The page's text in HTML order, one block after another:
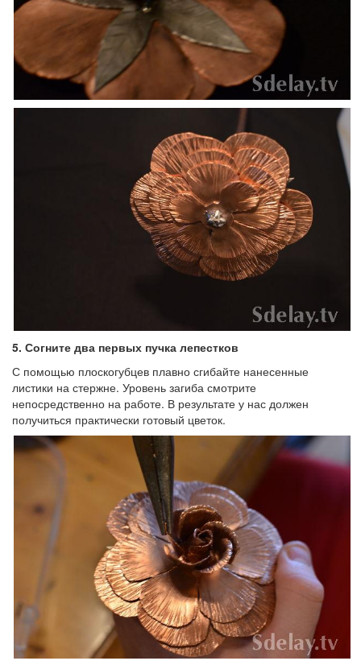
5. Согните два первых пучка лепестков
С помощью плоскогубцев плавно сгибайте нанесенные
листики на стержне. Уровень загиба смотрите
непосредственно на работе. В результате у нас должен
получиться практически готовый цветок.